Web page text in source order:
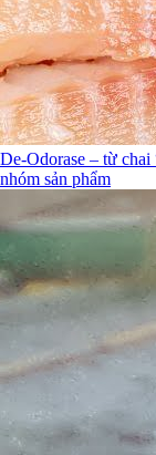
De-Odorase – từ chai
nhóm sản phẩm